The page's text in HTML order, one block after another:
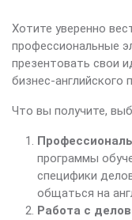
Хотите уверенно
профессиональные
презентовать свои
бизнес-английского
Что вы получите,
программы
специфики
общаться на
Работа с